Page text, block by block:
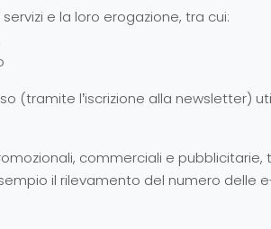
e la loro erogazione, tra cui:
(tramite l’iscrizione alla newsletter)
commerciali e
il rilevamento del numero delle